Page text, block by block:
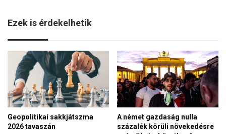
j
á
a
f
t
á
e
i
t
á
m
Ezek is érdekelhetik
Geopolitikai sakkjátszma
2026 tavaszán
A német gazdaság nulla
százalék körüli növekedésre